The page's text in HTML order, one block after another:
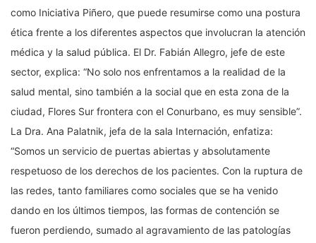
como Iniciativa Piñero, que puede resumirse como una postura
ética frente a los diferentes aspectos que involucran la atención
médica y la salud pública. El Dr. Fabián Allegro, jefe de este
sector, explica: “No solo nos enfrentamos a la realidad de la
salud mental, sino también a la social que en esta zona de la
ciudad, Flores Sur frontera con el Conurbano, es muy sensible”.
La Dra. Ana Palatnik, jefa de la sala Internación, enfatiza:
“Somos un servicio de puertas abiertas y absolutamente
respetuoso de los derechos de los pacientes. Con la ruptura de
las redes, tanto familiares como sociales que se ha venido
dando en los últimos tiempos, las formas de contención se
fueron perdiendo, sumado al agravamiento de las patologías